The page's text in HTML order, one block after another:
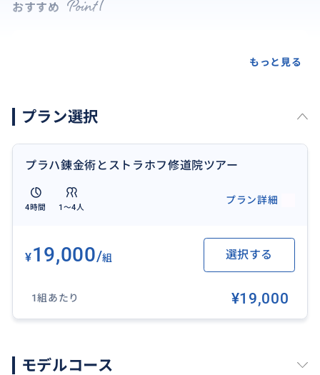
おすすめ
金術工房をたずねます
もっと見る
プラン選択
プラハ錬金術とストラホフ修道院ツアー
4時間 1〜4人
プラン詳細
¥19,000/組 選択する
1組あたり ¥19,000
モデルコース